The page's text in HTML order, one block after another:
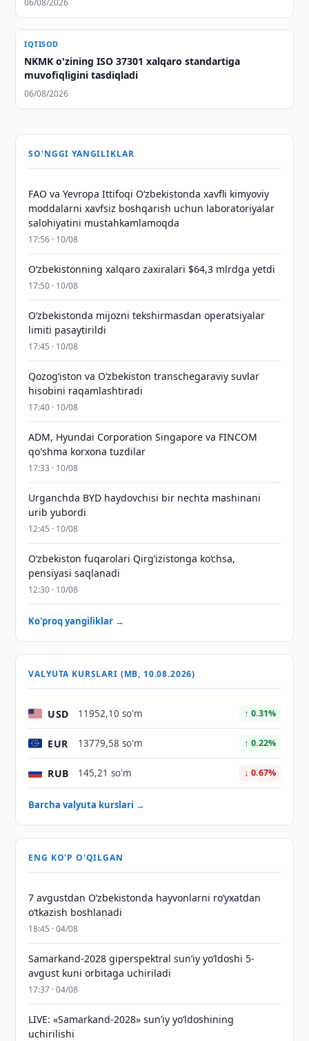
06/08/2026
IQTISOD
NKMK o'zining ISO 37301 xalqaro standartiga
muvofiqligini tasdiqladi
06/08/2026
SO'NGGI YANGILIKLAR
FAO va Yevropa Ittifoqi O‘zbekistonda xavfli kimyoviy
moddalarni xavfsiz boshqarish uchun laboratoriyalar
salohiyatini mustahkamlamoqda
17:56 · 10/08
O‘zbekistonning xalqaro zaxiralari $64,3 mlrdga yetdi
17:50 · 10/08
O‘zbekistonda mijozni tekshirmasdan operatsiyalar
limiti pasaytirildi
17:45 · 10/08
Qozog‘iston va O‘zbekiston transchegaraviy suvlar
hisobini raqamlashtiradi
17:40 · 10/08
ADM, Hyundai Corporation Singapore va FINCOM
qo'shma korxona tuzdilar
17:33 · 10/08
Urganchda BYD haydovchisi bir nechta mashinani
urib yubordi
12:45 · 10/08
O‘zbekiston fuqarolari Qirg‘izistonga ko‘chsa,
pensiyasi saqlanadi
12:30 · 10/08
Ko'proq yangiliklar →
VALYUTA KURSLARI (MB, 10.08.2026)
USD 11952,10 so'm ↑ 0.31%
EUR 13779,58 so'm ↑ 0.22%
RUB 145,21 so'm ↓ 0.67%
Barcha valyuta kurslari →
ENG KO'P O'QILGAN
7 avgustdan O‘zbekistonda hayvonlarni ro‘yxatdan
o‘tkazish boshlanadi
18:45 · 04/08
Samarkand-2028 giperspektral sun’iy yo‘ldoshi 5-
avgust kuni orbitaga uchiriladi
17:37 · 04/08
LIVE: «Samarkand-2028» sun’iy yo‘ldoshining
uchirilishi